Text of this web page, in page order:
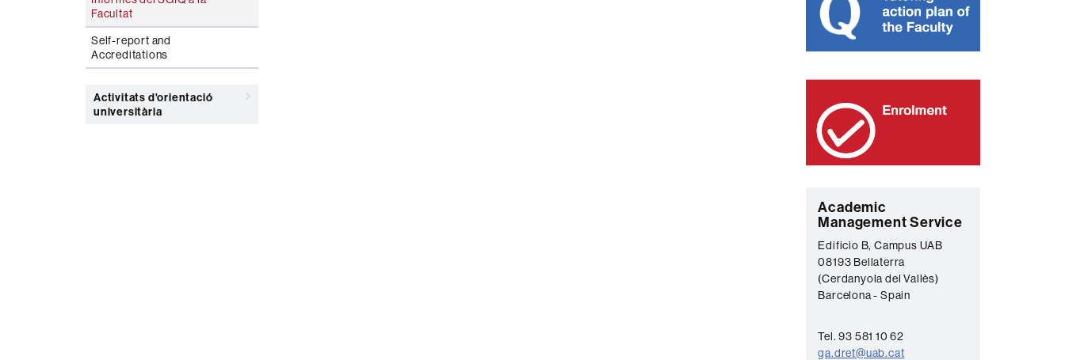
Facultat
Self-report and
Accreditations
Activitats d'orientació
universitària
C
o
n
t
a
t
Academic
Management Service
Edificio B, Campus UAB
08193 Bellaterra
(Cerdanyola del Vallès)
Barcelona - Spain
Tel. 93 581 10 62
ga.dret@uab.cat